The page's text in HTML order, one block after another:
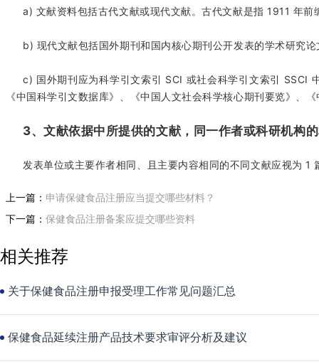
a) 文献资料包括古代文献或现代文献。古代文献是指 1911 年前
b) 现代文献包括国外期刊和国内核心期刊公开发表的学术研究
c) 国外期刊应为科学引文索引 SCI 或社会科学引文索引 SSCI
《中国科学引文数据库》、《中国人文社会科学核心期刊要览》、
3、文献依据中所提供的文献，同一作者或科研机构
发表单位或主要作者相同、且主要内容相同的不同文献应视为
上一篇： 申请保健食品注册应当提交哪些材料？
下一篇： 保健食品注册备案应提交哪些资料
相关推荐
关于保健食品注册申报受理工作常见问题汇总
保健食品延续注册产品技术要求审评分析及建议